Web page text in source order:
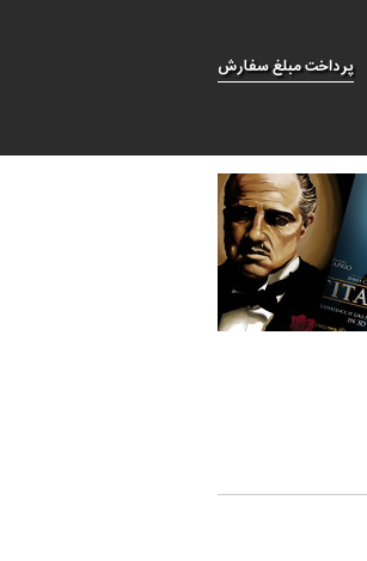
پرداخت مبلغ سفارش